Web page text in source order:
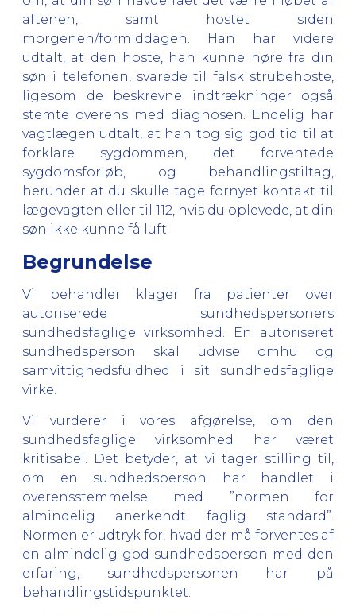
aftenen, samt hostet siden
morgenen/formiddagen. Han har videre
udtalt, at den hoste, han kunne høre fra din
søn i telefonen, svarede til falsk strubehoste,
ligesom de beskrevne indtrækninger også
stemte overens med diagnosen. Endelig har
vagtlægen udtalt, at han tog sig god tid til at
forklare sygdommen, det forventede
sygdomsforløb, og behandlingstiltag,
herunder at du skulle tage fornyet kontakt til
lægevagten eller til 112, hvis du oplevede, at din
søn ikke kunne få luft.
Begrundelse
Vi behandler klager fra patienter over
autoriserede sundhedspersoners
sundhedsfaglige virksomhed. En autoriseret
sundhedsperson skal udvise omhu og
samvittighedsfuldhed i sit sundhedsfaglige
virke.
Vi vurderer i vores afgørelse, om den
sundhedsfaglige virksomhed har været
kritisabel. Det betyder, at vi tager stilling til,
om en sundhedsperson har handlet i
overensstemmelse med ”normen for
almindelig anerkendt faglig standard”.
Normen er udtryk for, hvad der må forventes af
en almindelig god sundhedsperson med den
erfaring, sundhedspersonen har på
behandlingstidspunktet.